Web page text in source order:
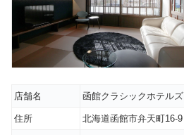
店舗名 函館クラシックホテルズ
住所 北海道函館市弁天町16-9